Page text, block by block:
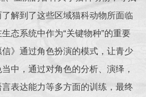
解到了这些区域猫科动物所面临
态系统中作为“关键物种”的重要
》通过角色扮演的模式，让青少
中，通过对角色的分析、演绎，
表达能力等多方面的训练，最终